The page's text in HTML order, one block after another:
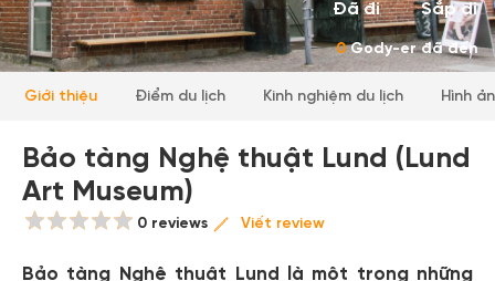
Đã đi Sắp đi
0Gody-er đã đến
Giới thiệu Điểm du lịch Kinh nghiệm du lịch Hình
Bảo tàng Nghệ thuật Lund (Lund
Art Museum)
0 reviews Viết review
Bảo tàng Nghệ thuật Lund là một trong những